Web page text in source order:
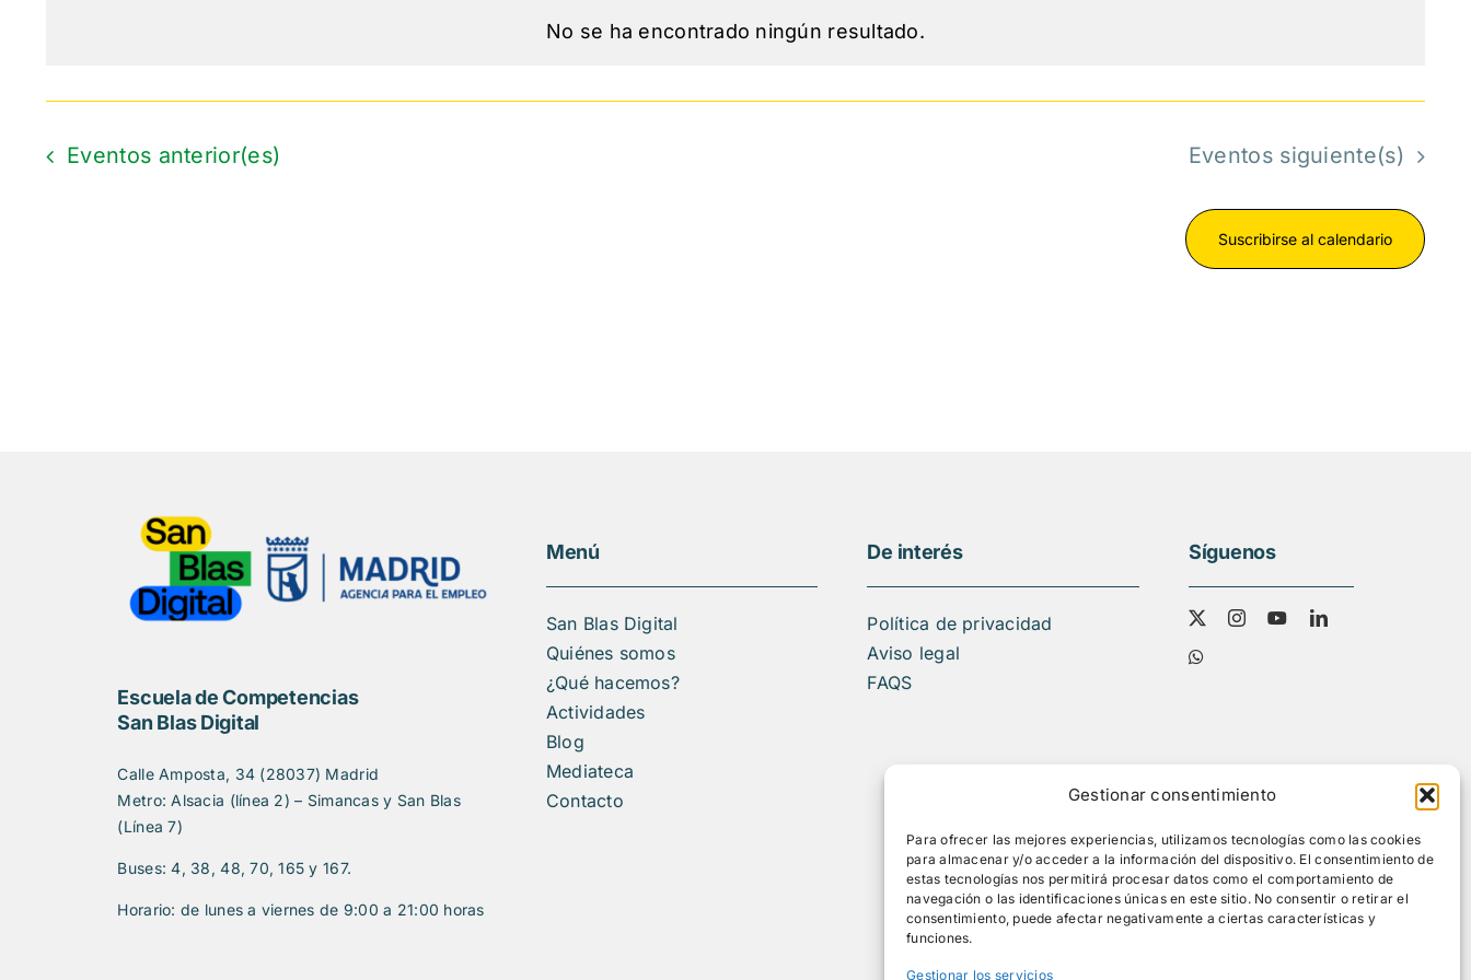
Gestionar consentimiento
Para ofrecer las mejores experiencias, utilizamos tecnologías como las cookies
para almacenar y/o acceder a la información del dispositivo. El consentimiento de
estas tecnologías nos permitirá procesar datos como el comportamiento de
navegación o las identificaciones únicas en este sitio. No consentir o retirar el
consentimiento, puede afectar negativamente a ciertas características y
funciones.
Gestionar los servicios
Aviso
No se ha encontrado ningún resultado.
Eventos anterior(es) Eventossiguiente(s)
Suscribirse al calendario
Escuela de Competencias
San Blas Digital
Calle Amposta, 34 (28037) Madrid
Metro: Alsacia (línea 2) – Simancas y San Blas
(Línea 7)
Buses: 4, 38, 48, 70, 165 y 167.
Horario: de lunes a viernes de 9:00 a 21:00 horas
Menú
San Blas Digital
Quiénes somos
¿Qué hacemos?
Actividades
Blog
Mediateca
Contacto
De interés
Política de privacidad
Aviso legal
FAQS
Síguenos